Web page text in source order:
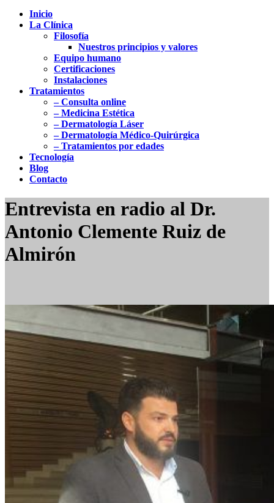
Inicio
La Clínica
Filosofía
Nuestros principios y valores
Equipo humano
Certificaciones
Instalaciones
Tratamientos
– Consulta online
– Medicina Estética
– Dermatología Láser
– Dermatología Médico-Quirúrgica
– Tratamientos por edades
Tecnología
Blog
Contacto
Entrevista en radio al Dr.
Antonio Clemente Ruiz de
Almirón